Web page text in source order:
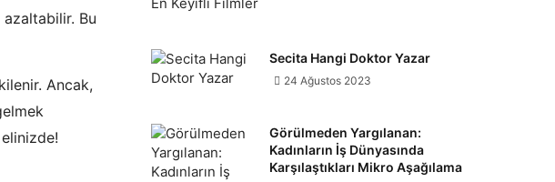
azaltabilir. Bu
Ancak,
Secita Hangi Doktor Yazar
24 Ağustos 2023
Görülmeden Yargılanan:
Kadınların İş Dünyasında
Karşılaştıkları Mikro Aşağılama